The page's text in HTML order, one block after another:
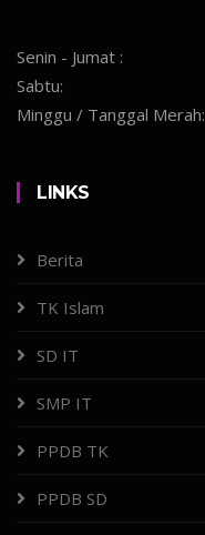
Senin - Jumat :
Sabtu:
Minggu / Tanggal Merah:
LINKS
Berita
TK Islam
SD IT
SMP IT
PPDB TK
PPDB SD